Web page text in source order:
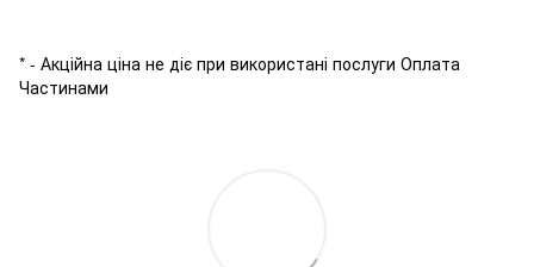
* - Акційна ціна не діє при використані послуги Оплата
Частинами